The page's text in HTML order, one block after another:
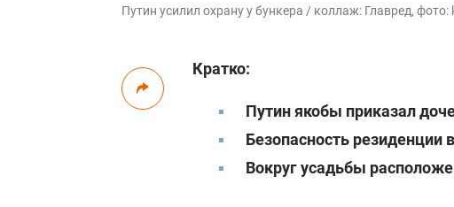
Путин усилил охрану у бункера / коллаж: Главред,
Кратко:
Путин якобы приказал
Безопасность резиденции
Вокруг усадьбы